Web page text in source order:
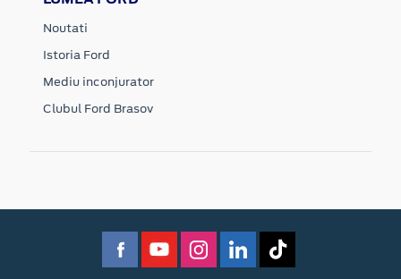
Noutati
Istoria Ford
Mediu inconjurator
Clubul Ford Brasov